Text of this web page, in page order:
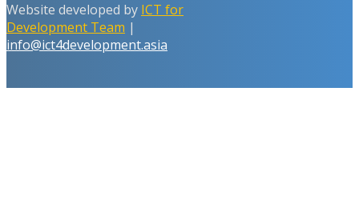
Website developed by ICT for
Development Team |
info@ict4development.asia